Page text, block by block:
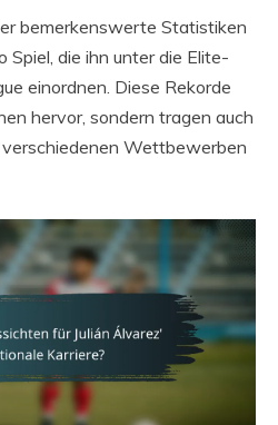
bemerkenswerte Statistiken
Spiel, die ihn unter die Elite-
einordnen. Diese Rekorde
hervor, sondern tragen auch
Wettbewerben